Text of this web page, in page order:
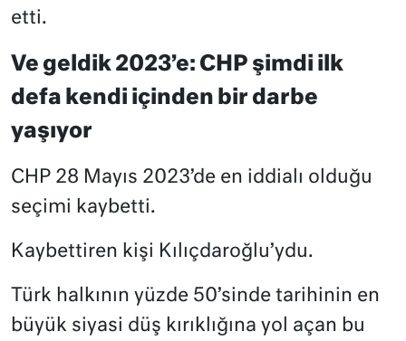
etti.
Ve geldik 2023’e: CHP şimdi ilk
defa kendi içinden bir darbe
yaşıyor
CHP 28 Mayıs 2023’de en iddialı olduğu
seçimi kaybetti.
Kaybettiren kişi Kılıçdaroğlu’ydu.
Türk halkının yüzde 50’sinde tarihinin en
büyük siyasi düş kırıklığına yol açan bu